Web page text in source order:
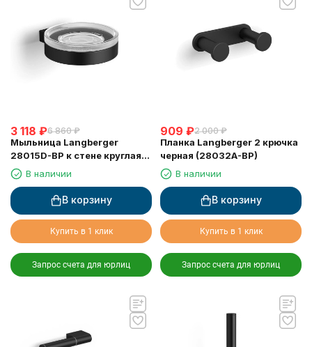
3 118 ₽6 860 ₽
Мыльница Langberger
28015D-BP к стене круглая
чернаяВ наличии
В корзину
Купить в 1 клик
Запрос счета для юрлиц
909 ₽2 000 ₽
Планка Langberger 2 крючка
черная (28032A-BP)
В наличии
В корзину
Купить в 1 клик
Запрос счета для юрлиц